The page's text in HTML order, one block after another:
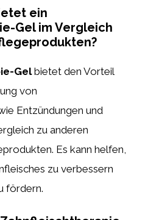
ein
Gel im Vergleich
Gelbietet den Vorteil
von
Entzündungen und
zu anderen
Es kann helfen,
zu verbessern
fördern.